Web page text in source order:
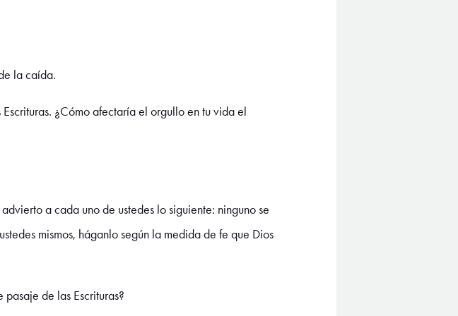
la caída.
¿Cómo afectaría el orgullo en tu vida el
a cada uno de ustedes lo siguiente: ninguno se
mismos, háganlo según la medida de fe que Dios
de las Escrituras?